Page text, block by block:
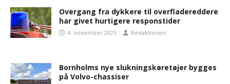
Overgang fra dykkere til overfladereddere
har givet hurtigere responstider
4. november 2023 Redaktionen
Bornholms nye slukningskøretøjer bygges
på Volvo-chassiser